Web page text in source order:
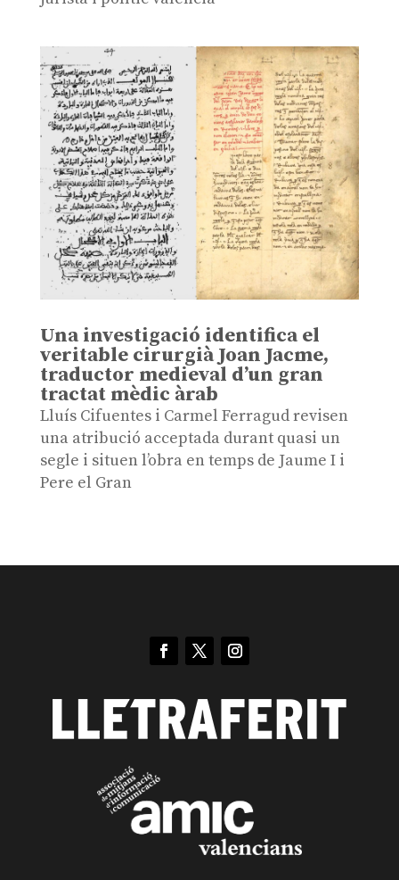
Una investigació identifica el
veritable cirurgià Joan Jacme,
traductor medieval d’un gran
tractat mèdic àrab
Lluís Cifuentes i Carmel Ferragud revisen
una atribució acceptada durant quasi un
segle i situen l’obra en temps de Jaume I i
Pere el Gran